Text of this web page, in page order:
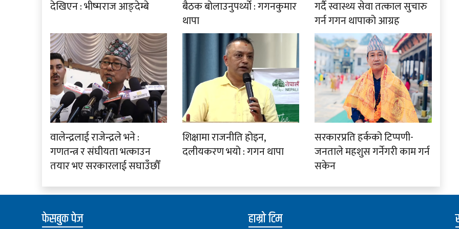
देखिएन : भीष्मराज आङ्देम्बे
बैठक बोलाउनुपर्थ्यो : गगनकुमार
थापा
गर्दै स्वास्थ्य सेवा तत्काल सुचारु
गर्न गगन थापाको आग्रह
वालेन्द्रलाई राजेन्द्रले भने :
गणतन्त्र र संघीयता भत्काउन
तयार भए सरकारलाई सघाउँछौँ
शिक्षामा राजनीति होइन,
दलीयकरण भयो : गगन थापा
सरकारप्रति हर्कको टिप्पणी-
जनताले महशुस गर्नेगरी काम गर्न
सकेन
फेसबुक पेज हाम्रो टिम